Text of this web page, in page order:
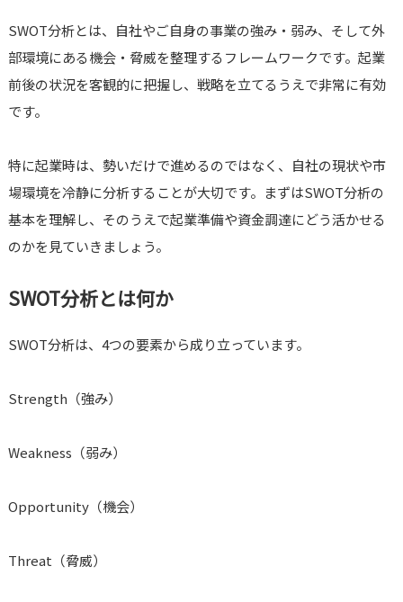
SWOT分析とは、自社やご自身の事業の強み・弱み、そして外
部環境にある機会・脅威を整理するフレームワークです。起業
前後の状況を客観的に把握し、戦略を立てるうえで非常に有効
です。
特に起業時は、勢いだけで進めるのではなく、自社の現状や市
場環境を冷静に分析することが大切です。まずはSWOT分析の
基本を理解し、そのうえで起業準備や資金調達にどう活かせる
のかを見ていきましょう。
SWOT分析とは何か
SWOT分析は、4つの要素から成り立っています。
Strength（強み）
Weakness（弱み）
Opportunity（機会）
Threat（脅威）